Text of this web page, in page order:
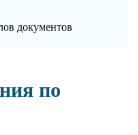
документов
по